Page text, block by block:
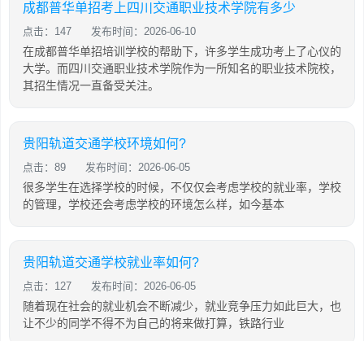
成都普华单招考上四川交通职业技术学院有多少
点击：147 发布时间：2026-06-10
在成都普华单招培训学校的帮助下，许多学生成功考上了心仪的
大学。而四川交通职业技术学院作为一所知名的职业技术院校，
其招生情况一直备受关注。
贵阳轨道交通学校环境如何?
点击：89 发布时间：2026-06-05
很多学生在选择学校的时候，不仅仅会考虑学校的就业率，学校
的管理，学校还会考虑学校的环境怎么样，如今基本
贵阳轨道交通学校就业率如何?
点击：127 发布时间：2026-06-05
随着现在社会的就业机会不断减少，就业竞争压力如此巨大，也
让不少的同学不得不为自己的将来做打算，铁路行业